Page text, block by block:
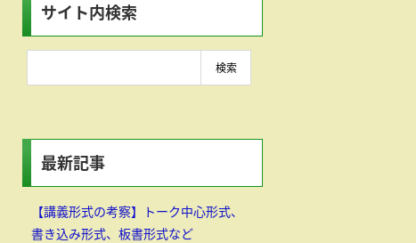
サイト内検索
最新記事
【講義形式の考察】トーク中心形式、
書き込み形式、板書形式など